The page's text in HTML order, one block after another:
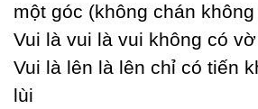
một góc (không chán
Vui là vui là vui không có vờ
Vui là lên là lên chỉ có tiến
lùi